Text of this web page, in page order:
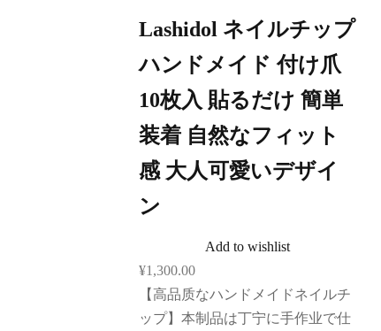
Lashidol ネイルチップ
ハンドメイド 付け爪
10枚入 貼るだけ 簡単
装着 自然なフィット
感 大人可愛いデザイ
ン
Add to wishlist
¥1,300.00
【高品质なハンドメイドネイルチ
ップ】本制品は丁宁に手作业で仕